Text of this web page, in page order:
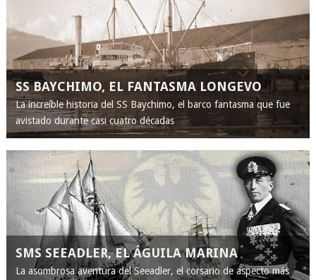
SS BAYCHIMO, EL FANTASMA LONGEVO
La increíble historia del SS Baychimo, el barco fantasma que fue
avistado durante casi cuatro décadas
SMS SEEADLER, EL ÁGUILA MARINA
La asombrosa aventura del Seeadler, el corsario de aspecto más